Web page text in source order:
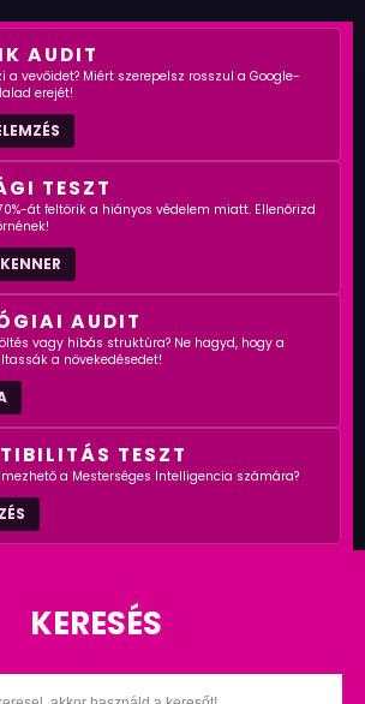
AUDIT
a vevőidet? Miért szerepelsz rosszul a Google-
erejét!
TESZT
át feltörik a hiányos védelem miatt. Ellenőrizd
AUDIT
vagy hibás struktúra? Ne hagyd, hogy a
a növekedésedet!
TESZT
a Mesterséges Intelligencia számára?
KERESÉS